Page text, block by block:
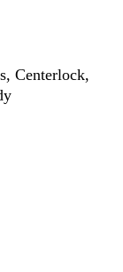
Centerlock,